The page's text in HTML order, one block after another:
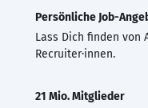
Persönliche Job-
Lass Dich finden von
Recruiter·innen.
21 Mio. Mitglieder